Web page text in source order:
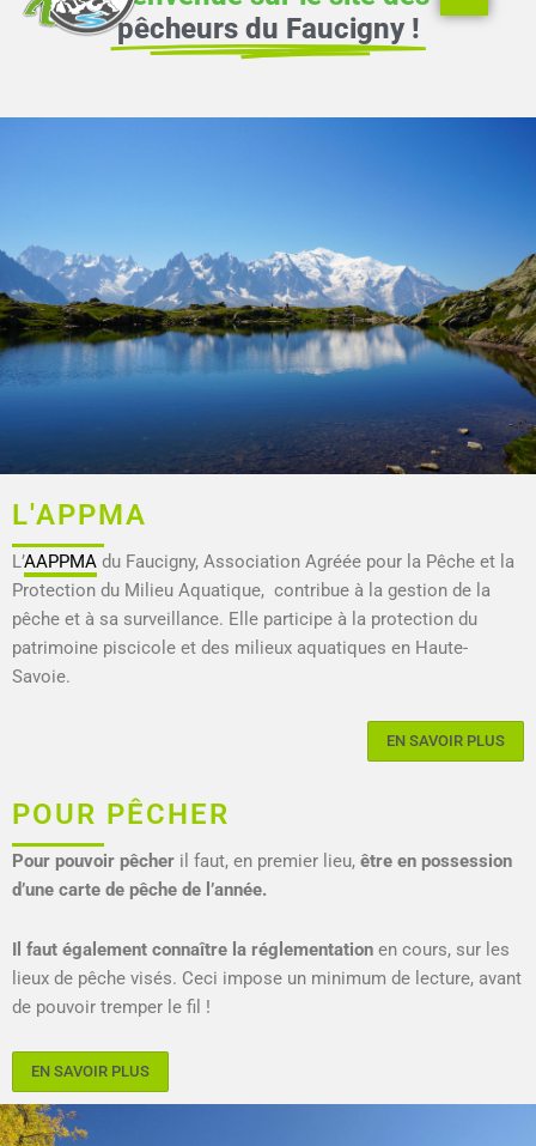
pêchepêcheurs du Faucigny !
L'APPMA
L’AAPPMA du Faucigny, Association Agréée pour la Pêche et la
Protection du Milieu Aquatique, contribue à la gestion de la
pêche et à sa surveillance. Elle participe à la protection du
patrimoine piscicole et des milieux aquatiques en Haute-
Savoie.
EN SAVOIR PLUS
POUR PÊCHER
Pour pouvoir pêcher il faut, en premier lieu, être en possession
d’une carte de pêche de l’année.
Il faut également connaître la réglementation en cours, sur les
lieux de pêche visés. Ceci impose un minimum de lecture, avant
de pouvoir tremper le fil !
EN SAVOIR PLUS